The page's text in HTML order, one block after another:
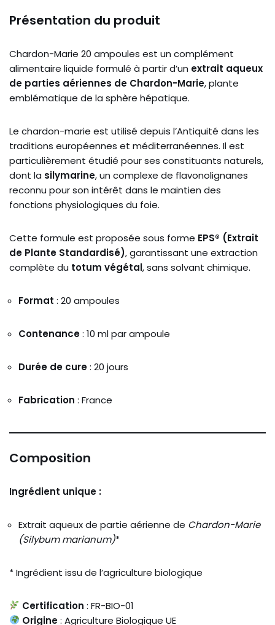
Présentation du produit
Chardon-Marie 20 ampoules est un complément
alimentaire liquide formulé à partir d’un extrait aqueux
de parties aériennes de Chardon-Marie, plante
emblématique de la sphère hépatique.
Le chardon-marie est utilisé depuis l’Antiquité dans les
traditions européennes et méditerranéennes. Il est
particulièrement étudié pour ses constituants naturels,
dont la silymarine, un complexe de flavonolignanes
reconnu pour son intérêt dans le maintien des
fonctions physiologiques du foie.
Cette formule est proposée sous forme EPS® (Extrait
de Plante Standardisé), garantissant une extraction
complète du totum végétal, sans solvant chimique.
Format : 20 ampoules
Contenance: 10 ml par ampoule
Durée de cure: 20 jours
Fabrication : France
Composition
Ingrédient unique :
Extrait aqueux de partie aérienne de Chardon-Marie
(Silybum marianum)*
* Ingrédient issu de l’agriculture biologique
Certification : FR-BIO-01
Origine: Agriculture Biologique UE